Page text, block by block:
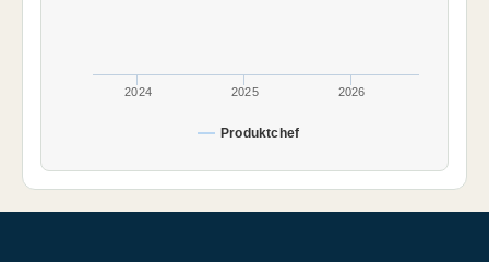
Produktchef
2024 2025 2026